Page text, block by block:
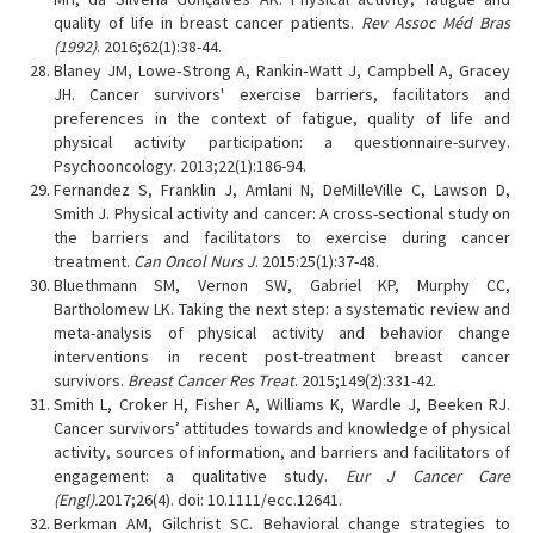
quality of life in breast cancer patients. Rev Assoc Méd Bras
(1992). 2016;62(1):38-44.
Blaney JM, Lowe‐Strong A, Rankin‐Watt J, Campbell A, Gracey
JH. Cancer survivors' exercise barriers, facilitators and
preferences in the context of fatigue, quality of life and
physical activity participation: a questionnaire-survey.
Psychooncology. 2013;22(1):186-94.
Fernandez S, Franklin J, Amlani N, DeMilleVille C, Lawson D,
Smith J. Physical activity and cancer: A cross-sectional study on
the barriers and facilitators to exercise during cancer
treatment. Can Oncol Nurs J. 2015:25(1):37-48.
Bluethmann SM, Vernon SW, Gabriel KP, Murphy CC,
Bartholomew LK. Taking the next step: a systematic review and
meta-analysis of physical activity and behavior change
interventions in recent post-treatment breast cancer
survivors. Breast Cancer Res Treat. 2015;149(2):331-42.
Smith L, Croker H, Fisher A, Williams K, Wardle J, Beeken RJ.
Cancer survivors’ attitudes towards and knowledge of physical
activity, sources of information, and barriers and facilitators of
engagement: a qualitative study. Eur J Cancer Care
(Engl).2017;26(4). doi: 10.1111/ecc.12641.
Berkman AM, Gilchrist SC. Behavioral change strategies to